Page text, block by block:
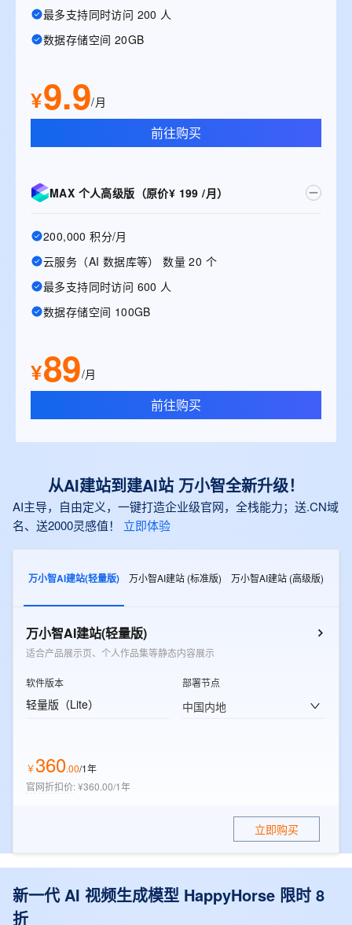
最多支持同时访问 200 人
数据存储空间 20GB
¥9.9/月
前往购买
MAX 个人高级版（原价¥ 199 /月）
200,000 积分/月
云服务（AI 数据库等） 数量 20 个
最多支持同时访问 600 人
数据存储空间 100GB
¥89/月
前往购买
从AI建站到建AI站 万小智全新升级！
AI主导，自由定义，一键打造企业级官网，全栈能力；送.CN域
名、送2000灵感值！
立即体验
万小智AI建站(轻量版) 万小智AI建站 (标准版) 万小智AI建站 (高级版)
万小智AI建站(轻量版)
适合产品展示页、个人作品集等静态内容展示
软件版本
轻量版（Lite）
部署节点
中国内地
￥360.00/1年
官网折扣价:¥360.00/1年
立即购买
新一代 AI 视频生成模型 HappyHorse 限时 8
折